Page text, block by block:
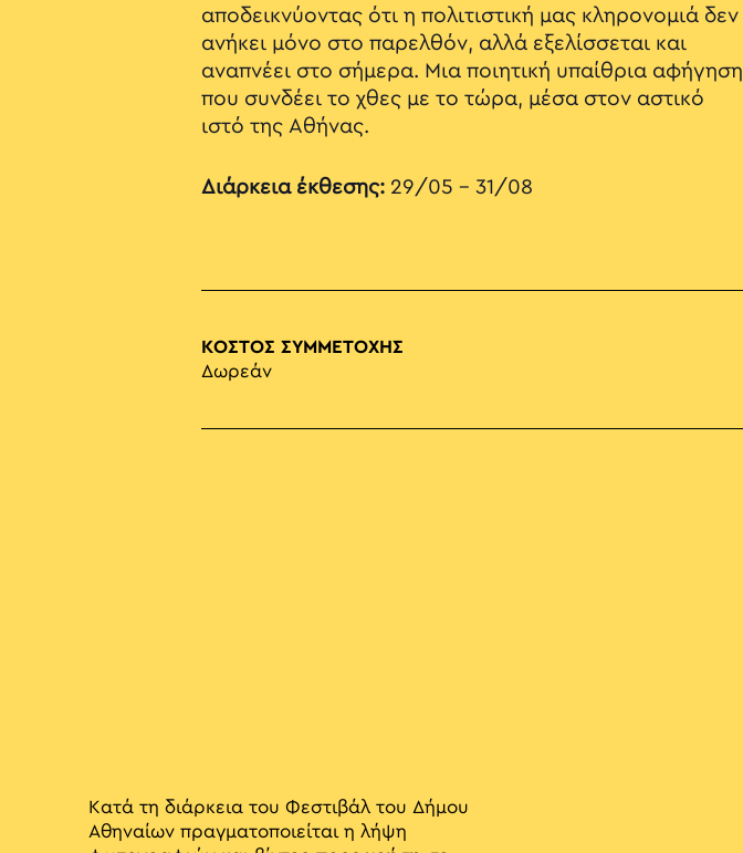
αποδεικνύοντας ότι η πολιτιστική μας κληρονομιά δεν
ανήκει μόνο στο παρελθόν, αλλά εξελίσσεται και
αναπνέει στο σήμερα. Μια ποιητική υπαίθρια αφήγηση
που συνδέει το χθες με το τώρα, μέσα στον αστικό
ιστό της Αθήνας.
Διάρκεια έκθεσης: 29/05 – 31/08
ΚΟΣΤΟΣ ΣΥΜΜΕΤΟΧΗΣ
Δωρεάν
Κατά τη διάρκεια του Φεστιβάλ του Δήμου
Αθηναίων πραγματοποιείται η λήψη